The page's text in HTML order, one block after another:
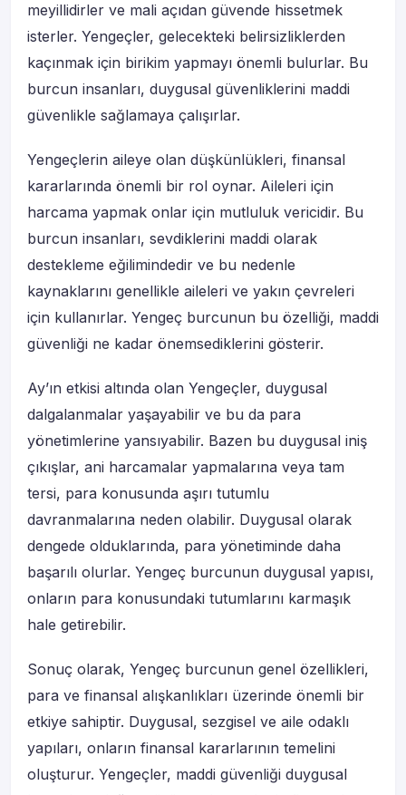
meyillidirler ve mali açıdan güvende hissetmek
isterler. Yengeçler, gelecekteki belirsizliklerden
kaçınmak için birikim yapmayı önemli bulurlar. Bu
burcun insanları, duygusal güvenliklerini maddi
güvenlikle sağlamaya çalışırlar.
Yengeçlerin aileye olan düşkünlükleri, finansal
kararlarında önemli bir rol oynar. Aileleri için
harcama yapmak onlar için mutluluk vericidir. Bu
burcun insanları, sevdiklerini maddi olarak
destekleme eğilimindedir ve bu nedenle
kaynaklarını genellikle aileleri ve yakın çevreleri
için kullanırlar. Yengeç burcunun bu özelliği, maddi
güvenliği ne kadar önemsediklerini gösterir.
Ay’ın etkisi altında olan Yengeçler, duygusal
dalgalanmalar yaşayabilir ve bu da para
yönetimlerine yansıyabilir. Bazen bu duygusal iniş
çıkışlar, ani harcamalar yapmalarına veya tam
tersi, para konusunda aşırı tutumlu
davranmalarına neden olabilir. Duygusal olarak
dengede olduklarında, para yönetiminde daha
başarılı olurlar. Yengeç burcunun duygusal yapısı,
onların para konusundaki tutumlarını karmaşık
hale getirebilir.
Sonuç olarak, Yengeç burcunun genel özellikleri,
para ve finansal alışkanlıkları üzerinde önemli bir
etkiye sahiptir. Duygusal, sezgisel ve aile odaklı
yapıları, onların finansal kararlarının temelini
oluşturur. Yengeçler, maddi güvenliği duygusal